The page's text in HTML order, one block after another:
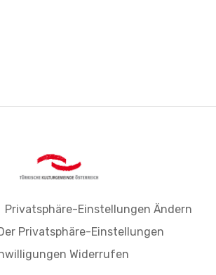
Privatsphäre-Einstellungen Ändern
Privatsphäre-Einstellungen
Widerrufen